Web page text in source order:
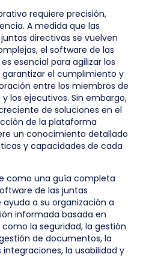
requiere precisión,
A medida que las
directivas se vuelven
el software de las
esencial para agilizar los
garantizar el cumplimiento y
entre los miembros de
los ejecutivos. Sin embargo,
de soluciones en el
de la plataforma
un conocimiento detallado
y capacidades de cada
como una guía completa
de las juntas
a su organización a
informada basada en
la seguridad, la gestión
de documentos, la
la usabilidad y